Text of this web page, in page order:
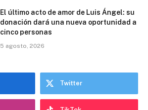
El último acto de amor de Luis Ángel: su
donación dará una nueva oportunidad a
cinco personas
5 agosto, 2026
Twitter